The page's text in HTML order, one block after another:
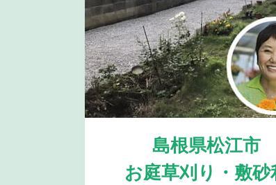
島根県松江市
お庭草刈り・敷砂